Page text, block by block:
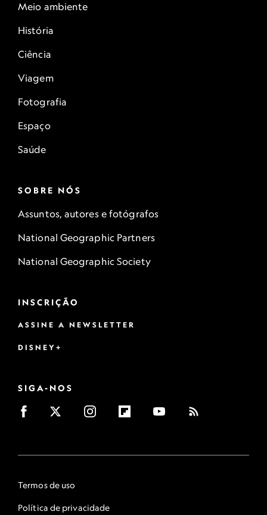
Meio ambiente
História
Ciência
Viagem
Fotografia
Espaço
Saúde
SOBRE NÓS
Assuntos, autores e fotógrafos
National Geographic Partners
National Geographic Society
INSCRIÇÃO
ASSINE A NEWSLETTER
DISNEY+
SIGA-NOS
Termos de uso
Política de privacidade